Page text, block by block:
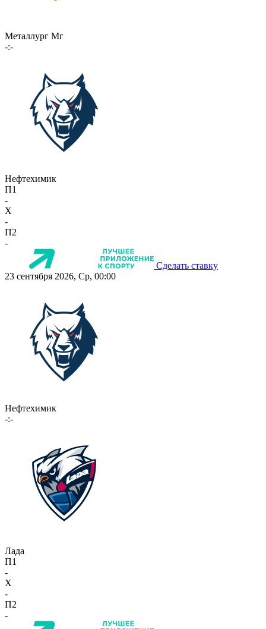
Металлург Мг
-:-
Нефтехимик
П1
-
X
-
П2
-
Сделать ставку
23 сентября 2026, Ср, 00:00
Нефтехимик
-:-
Лада
П1
-
X
-
П2
-